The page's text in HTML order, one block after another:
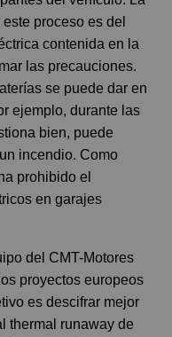
proceso es del
contenida en la
las precauciones.
se puede dar en
ejemplo, durante las
bien, puede
incendio. Como
prohibido el
en garajes
del CMT-Motores
proyectos europeos
es descifrar mejor
thermal runaway de